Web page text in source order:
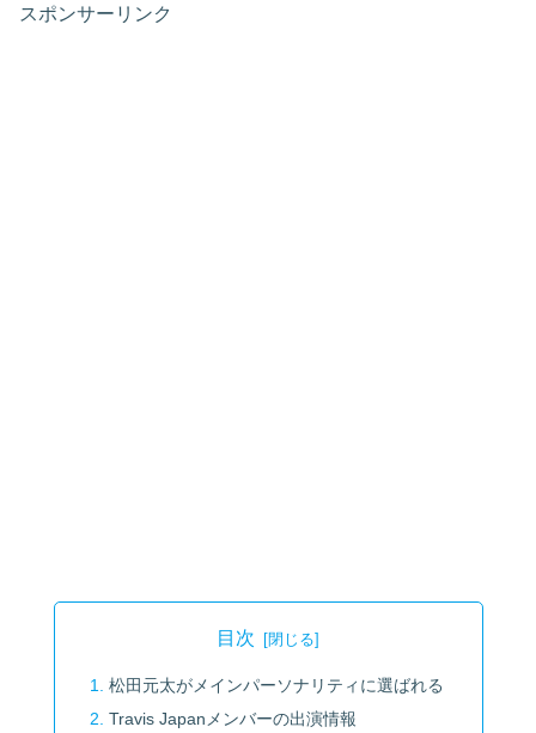
スポンサーリンク
目次
松田元太がメインパーソナリティに選ばれる
Travis Japanメンバーの出演情報